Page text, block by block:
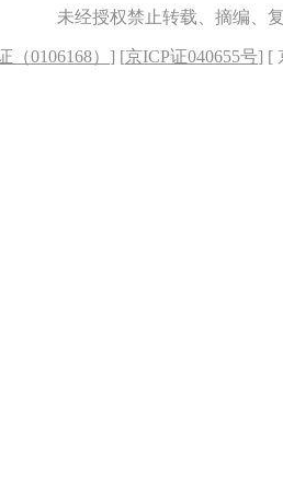
未经授权禁止转载、摘编、
0106168） ] [京ICP证040655号] [